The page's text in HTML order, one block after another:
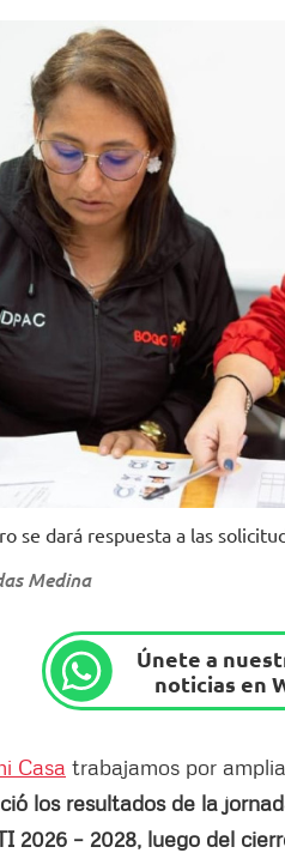
se dará respuesta a las
Medina
Únete a
noticias en
Casa trabajamos por
los resultados de la
2026 – 2028, luego del